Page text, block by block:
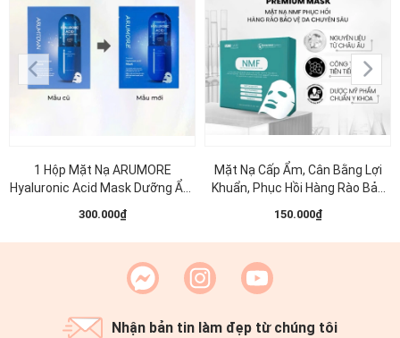
1 Hộp Mặt Nạ ARUMORE
Hyaluronic Acid Mask Dưỡng Ẩm
Xanh Dương )
300.000₫
Mặt Nạ Cấp Ẩm, Cân Bằng Lợi
Khuẩn, Phục Hồi Hàng Rào Bảo
Protection Premium Mask 30ml
(1 miếng )
150.000₫
Nhận bản tin làm đẹp từ chúng tôi